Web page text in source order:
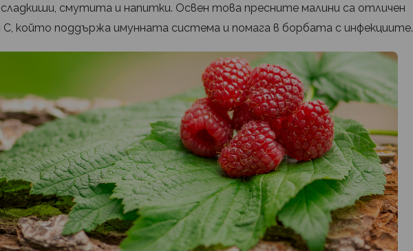
смутита и напитки. Освен това пресните малини са отличен
С, който поддържа имунната система и помага в борбата с инфекциите.